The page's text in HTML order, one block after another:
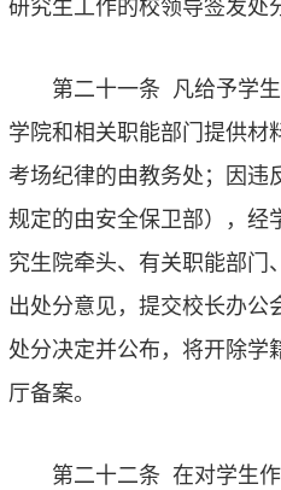
研究生工作的校领导签发处
第二十一条 凡给予学
学院和相关职能部门提供材
考场纪律的由教务处；因违
规定的由安全保卫部），经
究生院牵头、有关职能部门
出处分意见，提交校长办公
处分决定并公布，将开除学
厅备案。
第二十二条 在对学生